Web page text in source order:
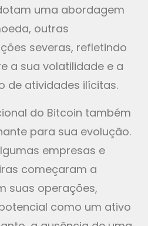
uma abordagem
outras
severas, refletindo
a sua volatilidade e a
de atividades ilícitas.
do Bitcoin também
para sua evolução.
empresas e
começaram a
suas operações,
como um ativo